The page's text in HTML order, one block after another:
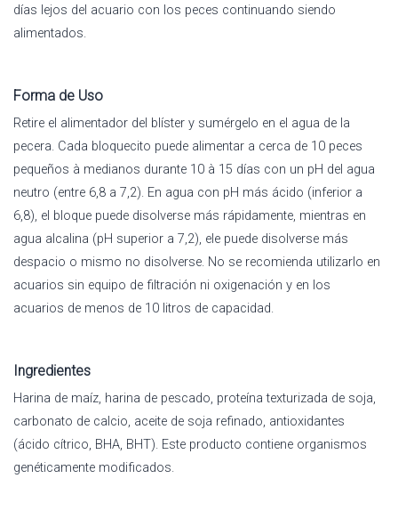
días lejos del acuario con los peces continuando siendo
alimentados.
Forma de Uso
Retire el alimentador del blíster y sumérgelo en el agua de la
pecera. Cada bloquecito puede alimentar a cerca de 10 peces
pequeños à medianos durante 10 à 15 días con un pH del agua
neutro (entre 6,8 a 7,2). En agua con pH más ácido (inferior a
6,8), el bloque puede disolverse más rápidamente, mientras en
agua alcalina (pH superior a 7,2), ele puede disolverse más
despacio o mismo no disolverse. No se recomienda utilizarlo en
acuarios sin equipo de filtración ni oxigenación y en los
acuarios de menos de 10 litros de capacidad.
Ingredientes
Harina de maíz, harina de pescado, proteína texturizada de soja,
carbonato de calcio, aceite de soja refinado, antioxidantes
(ácido cítrico, BHA, BHT). Este producto contiene organismos
genéticamente modificados.